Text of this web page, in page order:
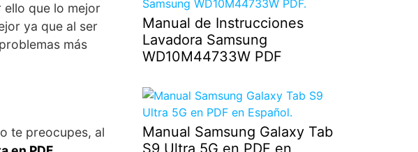
ello que lo mejor
ya que al ser
más
te preocupes, al
Manual de Instrucciones
Lavadora Samsung
WD10M44733W PDF
Manual Samsung Galaxy Tab
S9 Ultra 5G en PDF en